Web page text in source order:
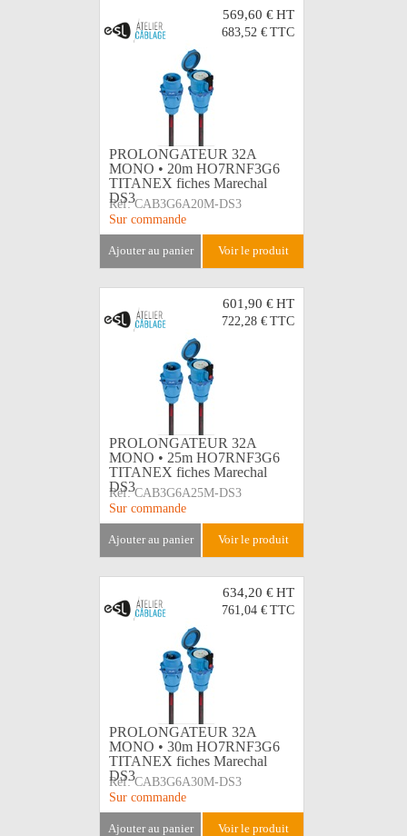
569,60 €HT
683,52 € TTC
PROLONGATEUR 32A
MONO • 20m HO7RNF3G6
TITANEX fiches Marechal
DS3
Réf: CAB3G6A20M-DS3
Sur commande
ajouter au panier voir le produit
601,90 €HT
722,28 € TTC
PROLONGATEUR 32A
MONO • 25m HO7RNF3G6
TITANEX fiches Marechal
DS3
Réf: CAB3G6A25M-DS3
Sur commande
ajouter au panier voir le produit
634,20 €HT
761,04 € TTC
PROLONGATEUR 32A
MONO • 30m HO7RNF3G6
TITANEX fiches Marechal
DS3
Réf: CAB3G6A30M-DS3
Sur commande
ajouter au panier voir le produit